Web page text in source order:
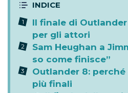
Il finale di
per gli attori
Sam Heughan a
so come finisce”
Outlander 8:
più finali